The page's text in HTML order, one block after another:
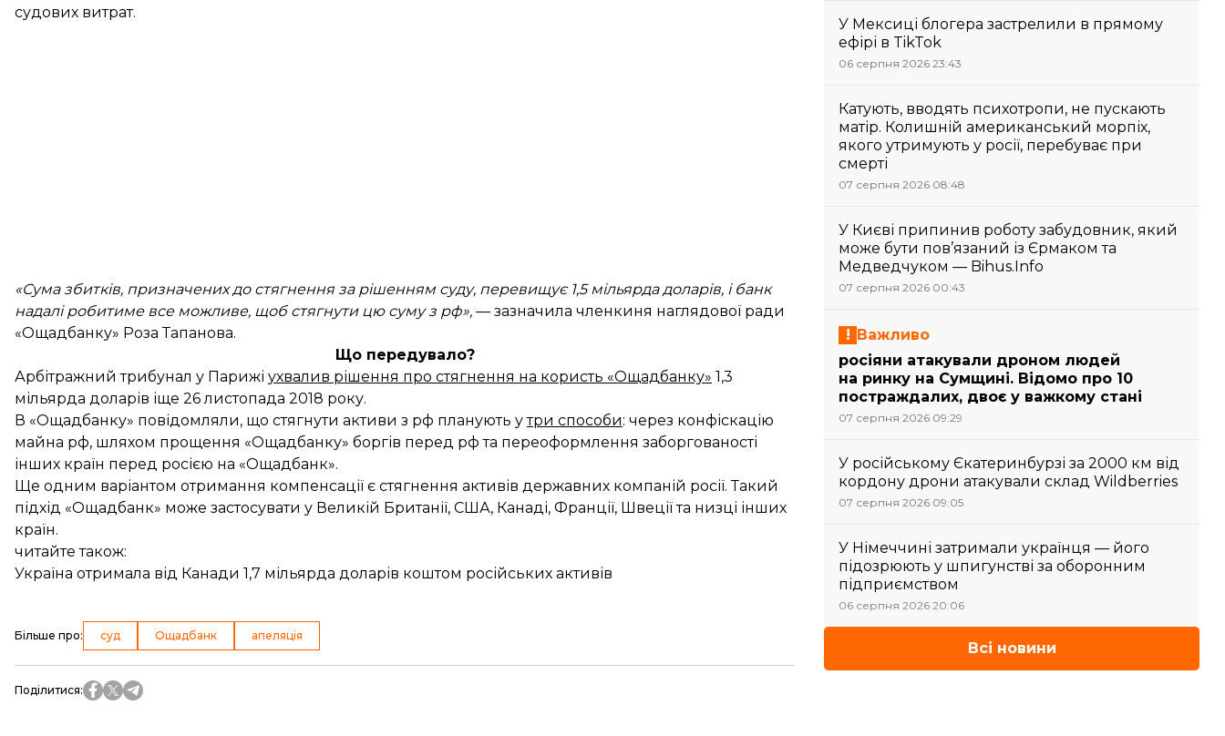
судових витрат.
«Сума збитків, призначених до стягнення за рішенням суду, перевищує 1,5 мільярда доларів, і банк
надалі робитиме все можливе, щоб стягнути цю суму з рф», — зазначила членкиня наглядової ради
«Ощадбанку» Роза Тапанова.
Що передувало?
Арбітражний трибунал у Парижі ухвалив рішення про стягнення на користь «Ощадбанку» 1,3
мільярда доларів іще 26 листопада 2018 року.
В «Ощадбанку» повідомляли, що стягнути активи з рф планують утри способи: через конфіскацію
майна рф, шляхом прощення «Ощадбанку» боргів перед рф та переоформлення заборгованості
інших країн перед росією на «Ощадбанк».
Ще одним варіантом отримання компенсації є стягнення активів державних компаній росії. Такий
підхід «Ощадбанк» може застосувати у Великій Британії, США, Канаді, Франції, Швеції та низці інших
країн.
читайте також:
Україна отримала від Канади 1,7 мільярда доларів коштом російських активів
Більше про: суд Ощадбанк апеляція
Поділитися:
У Мексиці блогера застрелили в прямому
ефірі в TikTok
06 серпня 2026 23:43
Катують, вводять психотропи, не пускають
матір. Колишній американський морпіх,
якого утримують у росії, перебуває при
смерті
07 серпня 2026 08:48
У Києві припинив роботу забудовник, який
може бути пов’язаний із Єрмаком та
Медведчуком — Bihus.Info
07 серпня 2026 00:43
Важливо
росіяни атакували дроном людей
на ринку на Сумщині. Відомо про 10
постраждалих, двоє у важкому стані
07 серпня 2026 09:29
У російському Єкатеринбурзі за 2000 км від
кордону дрони атакували склад Wildberries
07 серпня 2026 09:05
У Німеччині затримали українця — його
підозрюють у шпигунстві за оборонним
підприємством
06 серпня 2026 20:06
Всі новини